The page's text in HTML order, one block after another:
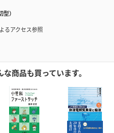
）
るアクセス参照
商品も買っています。